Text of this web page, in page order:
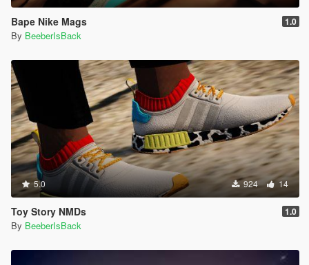
Bape Nike Mags 1.0
By BeeberIsBack
5.0 924 14
Toy Story NMDs 1.0
By BeeberIsBack